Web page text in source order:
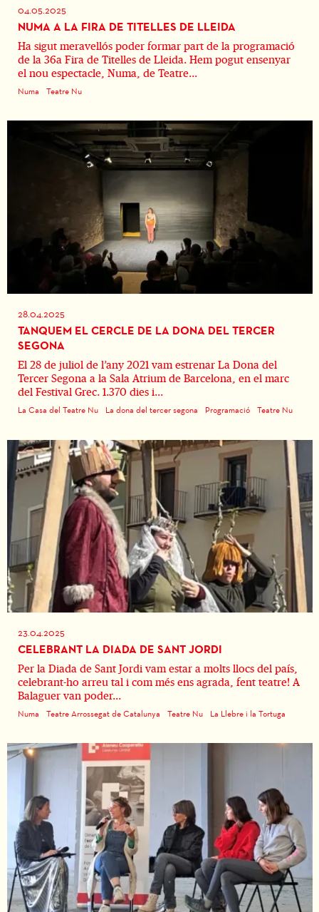
04.05.2025
NUMA A LA FIRA DE TITELLES DE LLEIDA
Ha sigut meravellós poder formar part de la programació
de la 36a Fira de Titelles de Lleida. Hem pogut ensenyar
el nou espectacle, Numa, de Teatre...
Numa Teatre Nu
28.04.2025
TANQUEM EL CERCLE DE LA DONA DEL TERCER
SEGONA
El 28 de juliol de l’any 2021 vam estrenar La Dona del
Tercer Segona a la Sala Atrium de Barcelona, en el marc
del Festival Grec. 1.370 dies i...
La Casa del Teatre Nu La dona del tercer segona Programació Teatre Nu
23.04.2025
CELEBRANT LA DIADA DE SANT JORDI
Per la Diada de Sant Jordi vam estar a molts llocs del país,
celebrant-ho arreu tal i com més ens agrada, fent teatre! A
Balaguer van poder...
Numa Teatre Arrossegat de Catalunya Teatre Nu La Llebre i la Tortuga